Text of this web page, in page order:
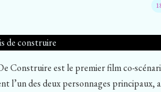
Construire est le premier film co-
l’un des deux personnages